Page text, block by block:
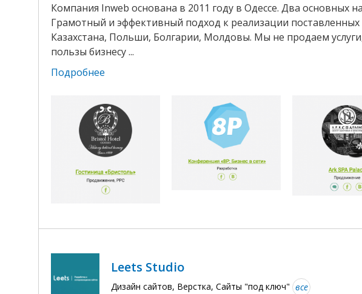
Компания Inweb основана в 2011 году в Одессе. Два основных
Грамотный и эффективный подход к реализации
Казахстана, Польши, Болгарии, Молдовы. Мы не продаем
пользы бизнесу ...
Подробнее
Leets Studio
Дизайн сайтов, Верстка, Сайты "под ключ" все